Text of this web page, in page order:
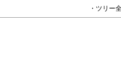
・ツリー